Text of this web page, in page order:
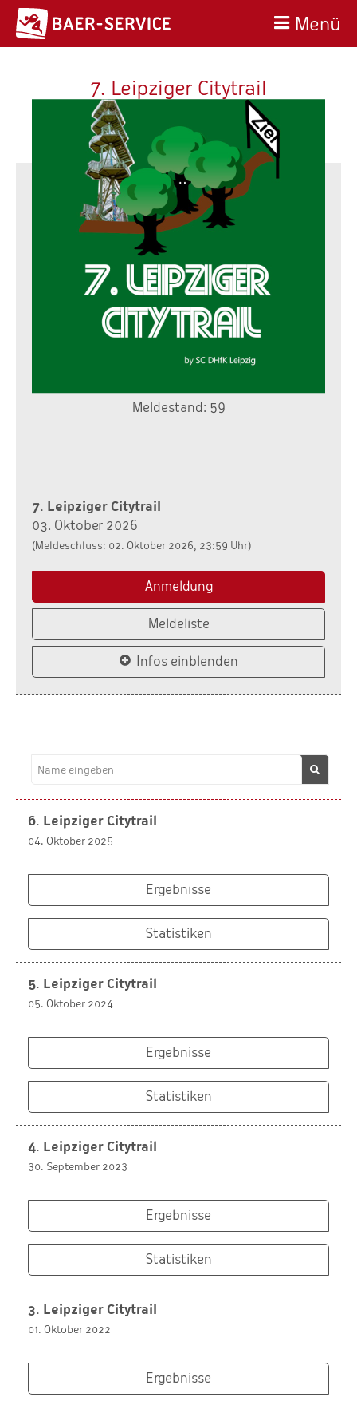
Menü
7. Leipziger Citytrail
Meldestand: 59
7. Leipziger Citytrail
03. Oktober 2026
(Meldeschluss: 02. Oktober 2026, 23:59 Uhr)
Anmeldung
Meldeliste
Infos einblenden
6. Leipziger Citytrail
04. Oktober 2025
Ergebnisse
Statistiken
5. Leipziger Citytrail
05. Oktober 2024
Ergebnisse
Statistiken
4. Leipziger Citytrail
30. September 2023
Ergebnisse
Statistiken
3. Leipziger Citytrail
01. Oktober 2022
Ergebnisse